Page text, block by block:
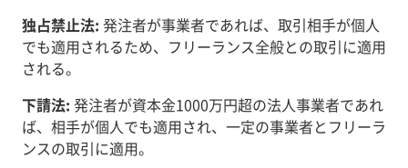
独占禁止法: 発注者が事業者であれば、取引相手が個人
でも適用されるため、フリーランス全般との取引に適用
される。
下請法: 発注者が資本金1000万円超の法人事業者であれ
ば、相手が個人でも適用され、一定の事業者とフリーラ
ンスの取引に適用。